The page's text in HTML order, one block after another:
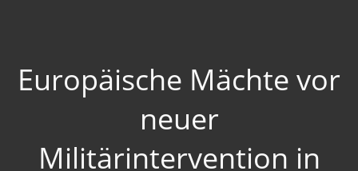
Europäische Mächte vor
neuer
Militärintervention in